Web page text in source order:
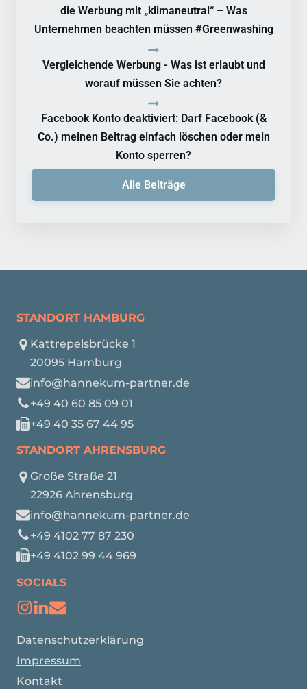
die Werbung mit „klimaneutral“ – Was
Unternehmen beachten müssen #Greenwashing
Vergleichende Werbung - Was ist erlaubt und
worauf müssen Sie achten?
Facebook Konto deaktiviert: Darf Facebook (&
Co.) meinen Beitrag einfach löschen oder mein
Konto sperren?
Alle Beiträge
STANDORT HAMBURG
Kattrepelsbrücke 1
20095 Hamburg
info@hannekum-partner.de
+49 40 60 85 09 01
+49 40 35 67 44 95
STANDORT AHRENSBURG
Große Straße 21
22926 Ahrensburg
info@hannekum-partner.de
+49 4102 77 87 230
+49 4102 99 44 969
SOCIALS
Datenschutzerklärung
Impressum
Kontakt